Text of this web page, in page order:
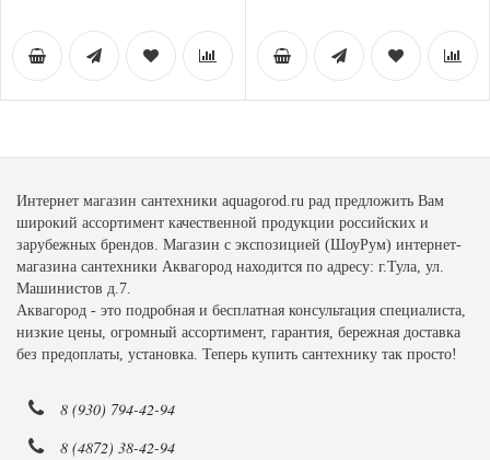
Интернет магазин сантехники aquagorod.ru рад предложить Вам
широкий ассортимент качественной продукции российских и
зарубежных брендов. Магазин с экспозицией (ШоуРум) интернет-
магазина сантехники Аквагород находится по адресу: г.Тула, ул.
Машинистов д.7.
Аквагород - это подробная и бесплатная консультация специалиста,
низкие цены, огромный ассортимент, гарантия, бережная доставка
без предоплаты, установка. Теперь купить сантехнику так просто!
8 (930) 794-42-94
8 (4872) 38-42-94